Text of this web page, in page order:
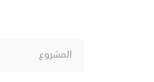
المشروع